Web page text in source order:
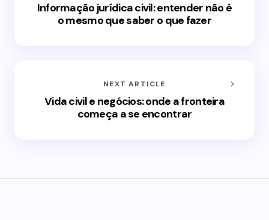
Informação jurídica civil: entender não é
o mesmo que saber o que fazer
NEXT ARTICLE
Vida civil e negócios: onde a fronteira
começa a se encontrar